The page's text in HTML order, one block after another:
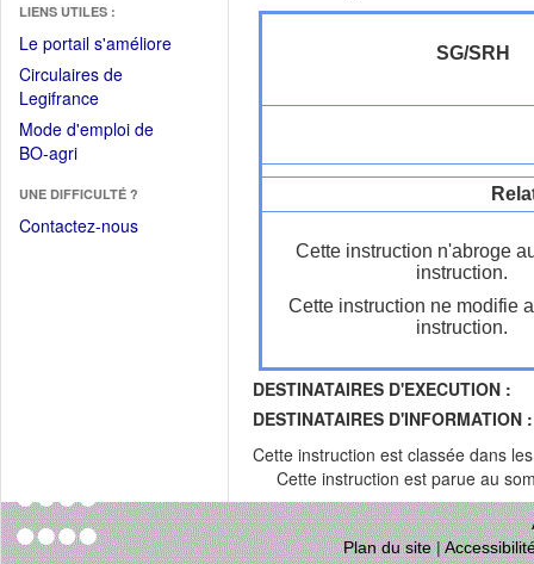
LIENS UTILES :
Le portail s'améliore(Fichier
Circulaires de
Legifrance(Ouvrir
dans
une
fenêtre)
Mode d'emploi de
BO-agri(Ouvrir
une
nouvelle
UNE DIFFICULTÉ ?
Contactez-nous
SG/SRH
Cette instruction n'abroge
instruction.
Cette instruction ne modifie
instruction.
DESTINATAIRES D'EXECUTION :
DESTINATAIRES D'INFORMATION :
Cette instruction est classée dans
Cette instruction est parue au
Plan du site|